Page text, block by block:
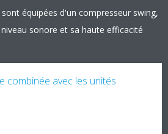
équipées d'un compresseur swing,
sonore et sa haute efficacité
combinée avec les unités